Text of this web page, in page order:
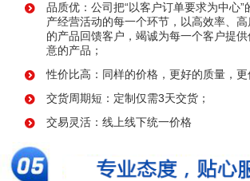
品质优：公司把“以客户订单要求为中心”
产经营活动的每一个环节，以高效率、
的产品回馈客户，竭诚为每一个客户提
意的产品；
性价比高：同样的价格，更好的质量，
交货周期短：定制仅需3天交货；
交易灵活：线上线下统一价格